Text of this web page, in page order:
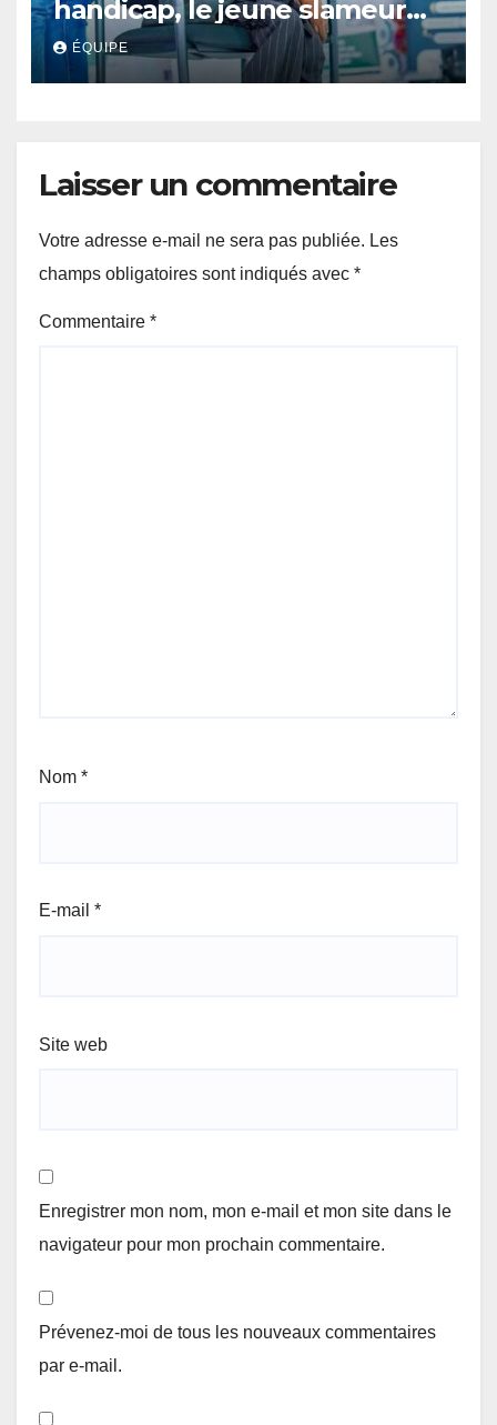
handicap, le jeune slameur
Akonkwa Kenyata Bernard
lance un appel à la solidarité
pour poursuivre ses études
ÉQUIPE
Laisser un commentaire
Votre adresse e-mail ne sera pas publiée. Les
champs obligatoires sont indiqués avec *
Commentaire *
Nom *
E-mail *
Site web
Enregistrer mon nom, mon e-mail et mon site dans le
navigateur pour mon prochain commentaire.
Prévenez-moi de tous les nouveaux commentaires
par e-mail.